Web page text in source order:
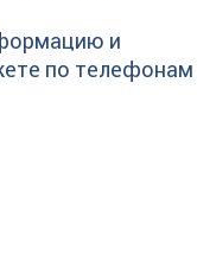
и
по телефонам